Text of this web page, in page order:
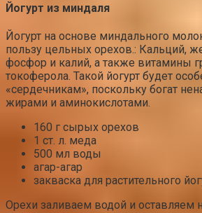
Йогурт из миндаля
Йогурт на основе миндального
пользу цельных орехов.: Кальций,
фосфор и калий, а также витамины
токоферола. Такой йогурт будет
«сердечникам», поскольку богат
жирами и аминокислотами.
160 г сырых орехов
1 ст. л. меда
500 мл воды
агар-агар
закваска для растительного
Орехи заливаем водой и оставляем